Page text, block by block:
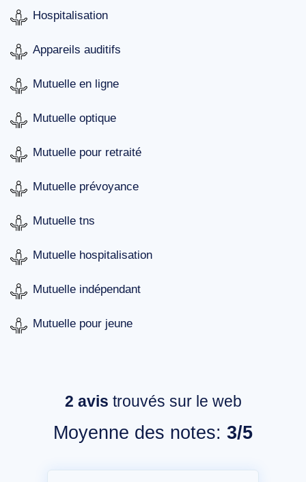
Hospitalisation
Appareils auditifs
Mutuelle en ligne
Mutuelle optique
Mutuelle pour retraité
Mutuelle prévoyance
Mutuelle tns
Mutuelle hospitalisation
Mutuelle indépendant
Mutuelle pour jeune
2 avis trouvés sur le web
Moyenne des notes: 3/5